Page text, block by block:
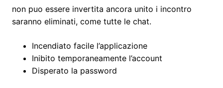
non puo essere invertita ancora unito i incontro
saranno eliminati, come tutte le chat.
Incendiato facile l’applicazione
Inibito temporaneamente l’account
Disperato la password